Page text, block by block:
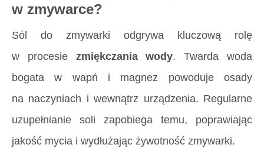
w zmywarce?
Sól do zmywarki odgrywa kluczową rolę
w procesie zmiękczania wody. Twarda woda
bogata w wapń i magnez powoduje osady
na naczyniach i wewnątrz urządzenia. Regularne
uzupełnianie soli zapobiega temu, poprawiając
jakość mycia i wydłużając żywotność zmywarki.